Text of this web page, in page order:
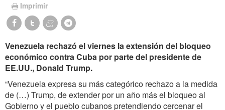
Imprimir
Venezuela rechazó el viernes la extensión del bloqueo
económico contra Cuba por parte del presidente de
EE.UU., Donald Trump.
“Venezuela expresa su más categórico rechazo a la medida
de (…) Trump, de extender por un año más el bloqueo al
Gobierno y el pueblo cubanos pretendiendo cercenar el